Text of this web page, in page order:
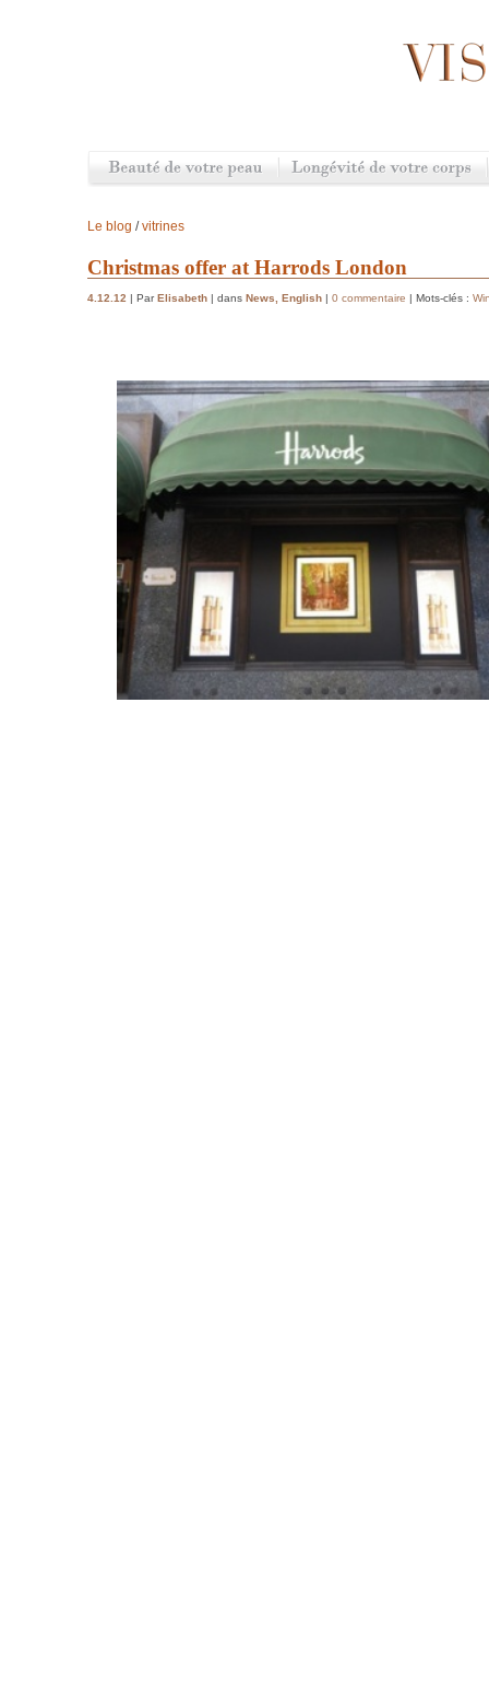
Le blog /vitrines
Christmas offer at Harrods London
4.12.12 | ParElisabeth | dans News, English | 0 commentaire | Mots-clés :